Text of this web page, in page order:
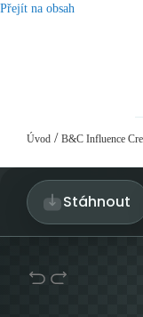
Přejít na obsah
Úvod / B&C Influence
Stáhnout